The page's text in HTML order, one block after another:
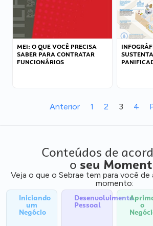
MEI: O QUE VOCÊ PRECISA
SABER PARA CONTRATAR
FUNCIONÁRIOS
Anterior 1 2 3 4
Conteúdos de
o seu
Veja o que o Sebrae tem para você
momento:
Iniciando
um
Negócio
Desenvolvimento
Pessoal o